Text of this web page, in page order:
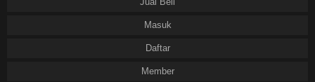
Masuk
Daftar
Member